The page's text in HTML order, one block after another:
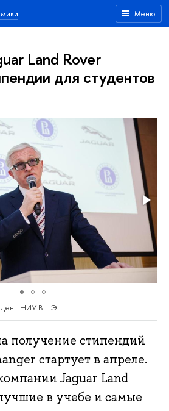
Меню
Land Rover
для студентов
НИУ ВШЭ
получение стипендий
стартует в апреле.
Jaguar Land
в учебе и самые